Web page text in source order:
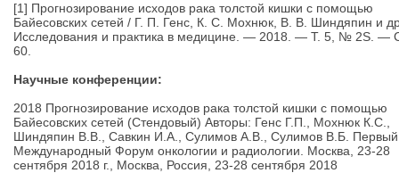
[1] Прогнозирование исходов рака толстой кишки с помощью
Байесовских сетей / Г. П. Генс, К. С. Мохнюк, В. В. Шиндяпин и
Исследования и практика в медицине. — 2018. — Т. 5, № 2S. —
60.
Научные конференции:
2018 Прогнозирование исходов рака толстой кишки с помощью
Байесовских сетей (Стендовый) Авторы: Генс Г.П., Мохнюк К.С.,
Шиндяпин В.В., Савкин И.А., Сулимов А.В., Сулимов В.Б. Первый
Международный Форум онкологии и радиологии. Москва, 23-28
сентября 2018 г., Москва, Россия, 23-28 сентября 2018